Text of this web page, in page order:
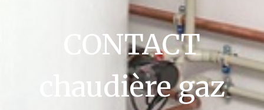
CONTACT
chaudière gaz